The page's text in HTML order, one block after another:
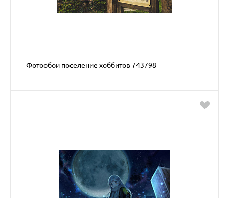
Фотообои поселение хоббитов 743798